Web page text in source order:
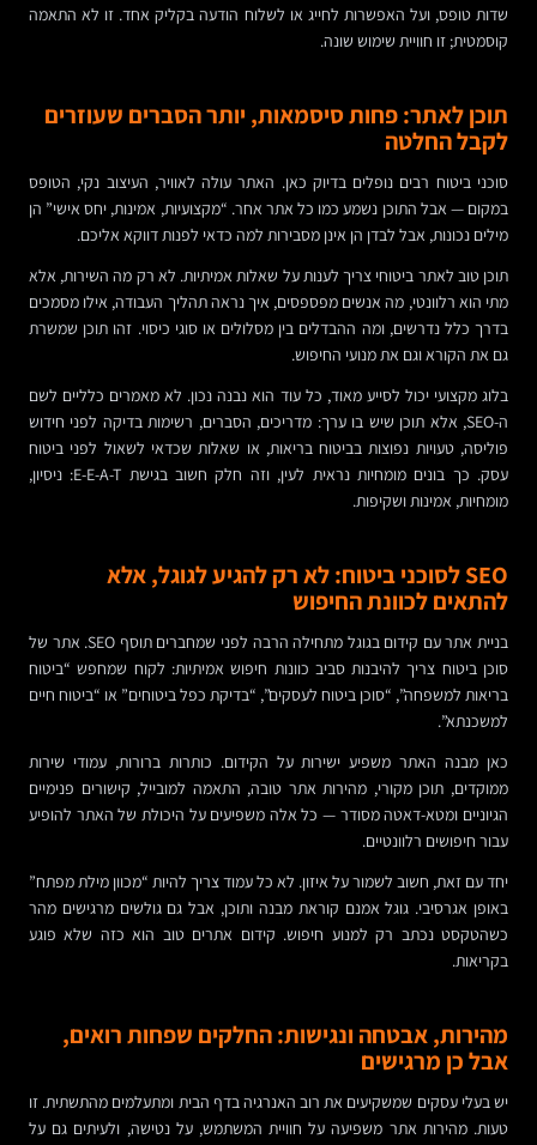
שדות טופס, ועל האפשרות לחייג או לשלוח הודעה בקליק אחד. זו לא התאמה
קוסמטית; זו חוויית שימוש שונה.
תוכן לאתר: פחות סיסמאות, יותר הסברים שעוזרים
לקבל החלטה
סוכני ביטוח רבים נופלים בדיוק כאן. האתר עולה לאוויר, העיצוב נקי, הטופס
במקום — אבל התוכן נשמע כמו כל אתר אחר. “מקצועיות, אמינות, יחס אישי” הן
מילים נכונות, אבל לבדן הן אינן מסבירות למה כדאי לפנות דווקא אליכם.
תוכן טוב לאתר ביטוחי צריך לענות על שאלות אמיתיות. לא רק מה השירות, אלא
מתי הוא רלוונטי, מה אנשים מפספסים, איך נראה תהליך העבודה, אילו מסמכים
בדרך כלל נדרשים, ומה ההבדלים בין מסלולים או סוגי כיסוי. זהו תוכן שמשרת
גם את הקורא וגם את מנועי החיפוש.
בלוג מקצועי יכול לסייע מאוד, כל עוד הוא נבנה נכון. לא מאמרים כלליים לשם
ה-SEO, אלא תוכן שיש בו ערך: מדריכים, הסברים, רשימות בדיקה לפני חידוש
פוליסה, טעויות נפוצות בביטוח בריאות, או שאלות שכדאי לשאול לפני ביטוח
עסק. כך בונים מומחיות נראית לעין, וזה חלק חשוב בגישת E-E-A-T: ניסיון,
מומחיות, אמינות ושקיפות.
SEO לסוכני ביטוח: לא רק להגיע לגוגל, אלא
להתאים לכוונת החיפוש
בניית אתר עם קידום בגוגל מתחילה הרבה לפני שמחברים תוסף SEO. אתר של
סוכן ביטוח צריך להיבנות סביב כוונות חיפוש אמיתיות: לקוח שמחפש “ביטוח
בריאות למשפחה”, “סוכן ביטוח לעסקים”, “בדיקת כפל ביטוחים” או “ביטוח חיים
למשכנתא”.
כאן מבנה האתר משפיע ישירות על הקידום. כותרות ברורות, עמודי שירות
ממוקדים, תוכן מקורי, מהירות אתר טובה, התאמה למובייל, קישורים פנימיים
הגיוניים ומטא-דאטה מסודר — כל אלה משפיעים על היכולת של האתר להופיע
עבור חיפושים רלוונטיים.
יחד עם זאת, חשוב לשמור על איזון. לא כל עמוד צריך להיות “מכוון מילת מפתח”
באופן אגרסיבי. גוגל אמנם קוראת מבנה ותוכן, אבל גם גולשים מרגישים מהר
כשהטקסט נכתב רק למנוע חיפוש. קידום אתרים טוב הוא כזה שלא פוגע
בקריאות.
מהירות, אבטחה ונגישות: החלקים שפחות רואים,
אבל כן מרגישים
יש בעלי עסקים שמשקיעים את רוב האנרגיה בדף הבית ומתעלמים מהתשתית. זו
טעות. מהירות אתר משפיעה על חוויית המשתמש, על נטישה, ולעיתים גם על